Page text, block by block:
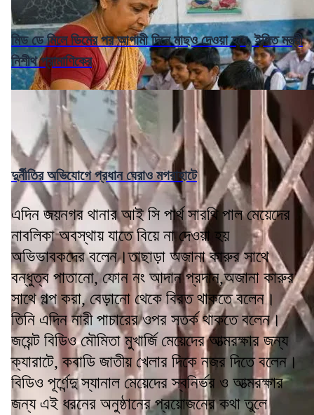
মিড ডে মিলে ডিমের পর আগামী দিনে মাছও দেওয়া হবে, ইঙ্গিত মন্ত্রী
নিশীথ প্রামাণিকের
দুর্নীতির অভিযোগে প্রধান ঘেরাও মগরাহাটে
এদিন জয়নগর থানার আই সি পার্থ সারথি পাল মেয়েদের
নাবলিকা অবস্থায় যাতে বিয়ে না দেওয়া হয়
অভিভাবকদের বলেন।তাছাড়া অজানা কারুর সাথে
বন্ধুত্ব পাতানো, ফোন নং আদান প্রদান,অজানা কারুর
সাথে গল্প করা, বেড়ানো থেকে বিরত থাকতে বলেন।
তিনি এদিন নারী পাচারের ওপর সতর্ক থাকতে বলেন।
জয়েন্ট বিডিও মৌমিতা মুখার্জি মেয়েদের আত্মরক্ষার জন্য
ক্যারাটে, কবাডি জাতীয় খেলার দিকে নজর দিতে বলেন।
বিডিও পূর্ণেন্দু স্যানাল মেয়েদের স্বনির্ভর ও আত্মরক্ষার
জন্য এই ধরনের অনুষ্ঠানের প্রয়োজনের কথা তুলে